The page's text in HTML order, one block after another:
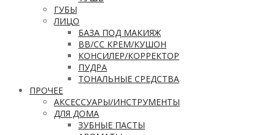
ГУБЫ
ЛИЦО
БАЗА ПОД МАКИЯЖ
ВВ/CC КРЕМ/КУШОН
КОНСИЛЕР/КОРРЕКТОР
ПУДРА
ТОНАЛЬНЫЕ СРЕДСТВА
ПРОЧЕЕ
АКСЕССУАРЫ/ИНСТРУМЕНТЫ
ДЛЯ ДОМА
ЗУБНЫЕ ПАСТЫ